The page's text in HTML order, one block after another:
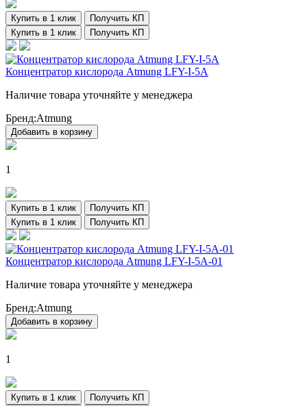
Купить в 1 клик
Получить КП
Купить в 1 клик
Получить КП
Концентратор кислорода Atmung LFY-I-5A
Наличие товара уточняйте у менеджера
Бренд:Atmung
Добавить в корзину
1
Купить в 1 клик
Получить КП
Купить в 1 клик
Получить КП
Концентратор кислорода Atmung LFY-I-5A-01
Наличие товара уточняйте у менеджера
Бренд:Atmung
Добавить в корзину
1
Купить в 1 клик Получить КП